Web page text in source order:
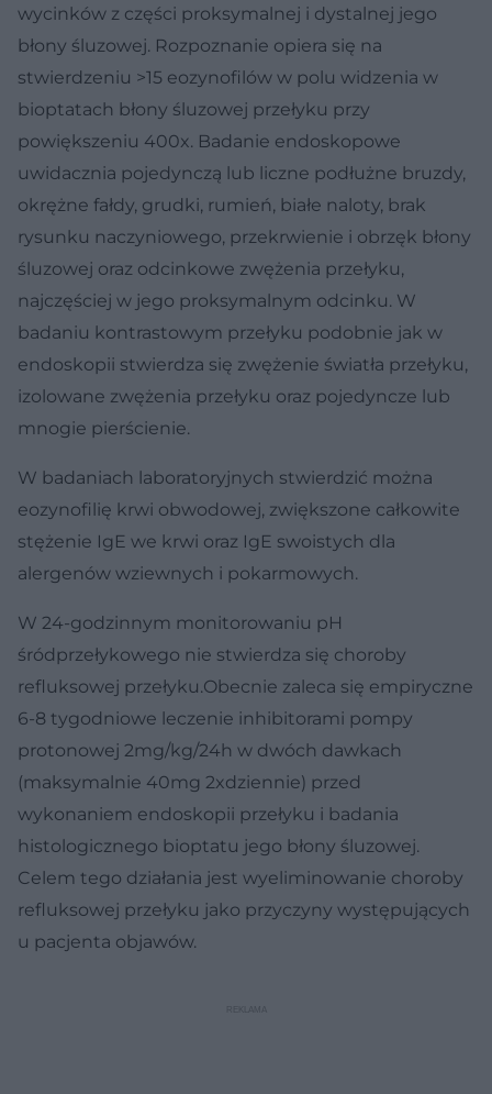
wycinków z części proksymalnej i dystalnej jego
błony śluzowej. Rozpoznanie opiera się na
stwierdzeniu >15 eozynofilów w polu widzenia w
bioptatach błony śluzowej przełyku przy
powiększeniu 400x. Badanie endoskopowe
uwidacznia pojedynczą lub liczne podłużne bruzdy,
okrężne fałdy, grudki, rumień, białe naloty, brak
rysunku naczyniowego, przekrwienie i obrzęk błony
śluzowej oraz odcinkowe zwężenia przełyku,
najczęściej w jego proksymalnym odcinku. W
badaniu kontrastowym przełyku podobnie jak w
endoskopii stwierdza się zwężenie światła przełyku,
izolowane zwężenia przełyku oraz pojedyncze lub
mnogie pierścienie.
W badaniach laboratoryjnych stwierdzić można
eozynofilię krwi obwodowej, zwiększone całkowite
stężenie IgE we krwi oraz IgE swoistych dla
alergenów wziewnych i pokarmowych.
W 24-godzinnym monitorowaniu pH
śródprzełykowego nie stwierdza się choroby
refluksowej przełyku.Obecnie zaleca się empiryczne
6-8 tygodniowe leczenie inhibitorami pompy
protonowej 2mg/kg/24h w dwóch dawkach
(maksymalnie 40mg 2xdziennie) przed
wykonaniem endoskopii przełyku i badania
histologicznego bioptatu jego błony śluzowej.
Celem tego działania jest wyeliminowanie choroby
refluksowej przełyku jako przyczyny występujących
u pacjenta objawów.